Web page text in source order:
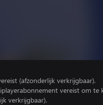
(afzonderlijk verkrijgbaar).
vereist om te
verkrijgbaar).